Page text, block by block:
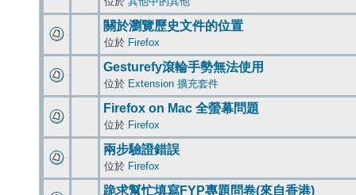
關於瀏覽歷史文件的位置
位於 Firefox
Gesturefy滾輪手勢無法使用
位於 Extension 擴充套件
Firefox on Mac 全螢幕問題
位於 Firefox
兩步驗證錯誤
位於 Firefox
跪求幫忙填寫FYP專題問卷(來自香港)